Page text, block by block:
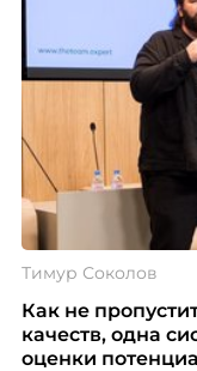
Тимур Соколов
Как не
качеств, одна
оценки